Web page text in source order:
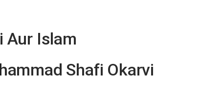
Aur Islam
Shafi Okarvi